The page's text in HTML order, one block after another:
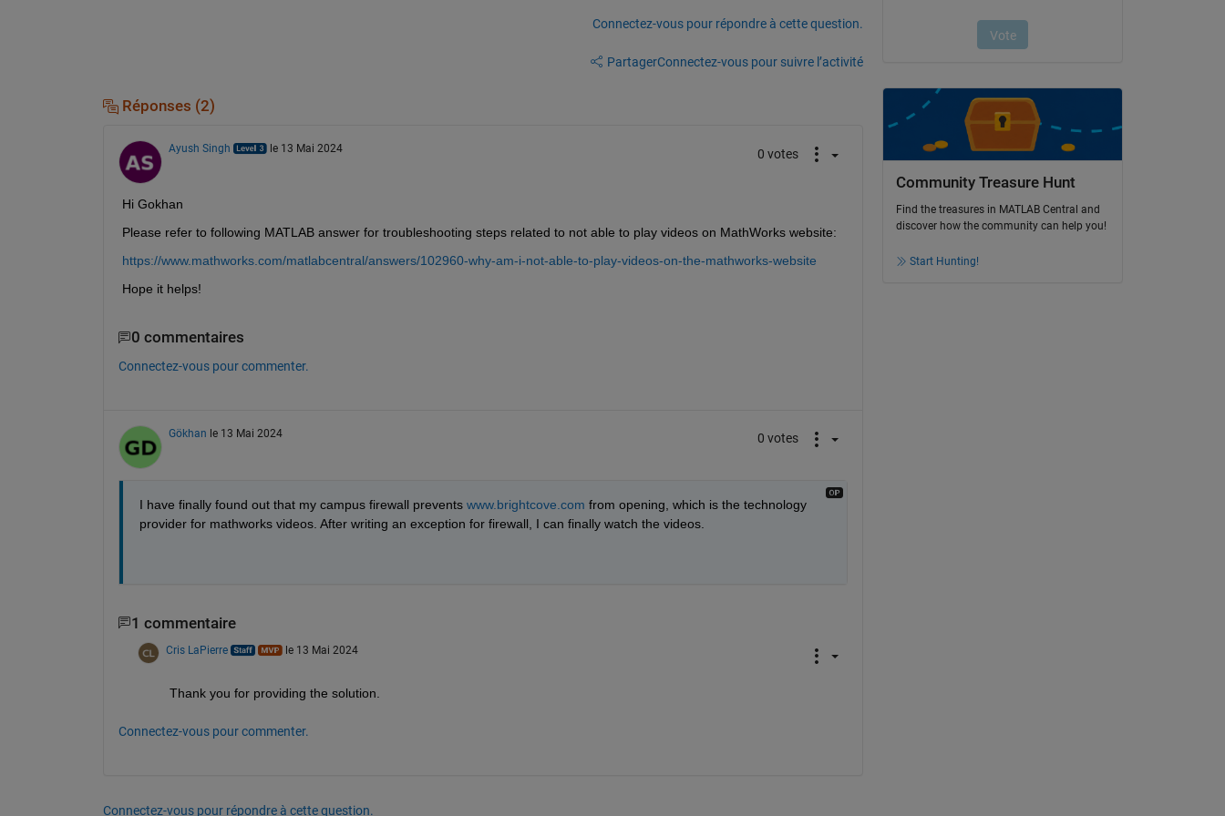
Connectez-vous pour répondre à cette question.
PartagerConnectez-vous pour suivre l’activité
Réponses (2)
Ayush Singh le 13 Mai 2024 0 votes
Hi Gokhan
Please refer to following MATLAB answer for troubleshooting steps related to not able to play videos on MathWorks website:
https://www.mathworks.com/matlabcentral/answers/102960-why-am-i-not-able-to-play-videos-on-the-mathworks-website
Hope it helps!
0 commentaires
Connectez-vous pour commenter.
Gökhan le 13 Mai 2024 0 votes
I have finally found out that my campus firewall prevents www.brightcove.com from opening, which is the technology
provider for mathworks videos. After writing an exception for firewall, I can finally watch the videos.
1 commentaire
Cris LaPierre le 13 Mai 2024
Thank you for providing the solution.
Connectez-vous pour commenter.
Connectez-vous pour répondre à cette question.
Community Treasure Hunt
Find the treasures in MATLAB Central and
discover how the community can help you!
Start Hunting!